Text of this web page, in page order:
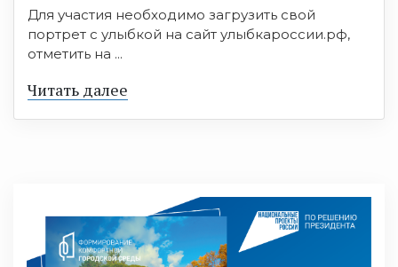
Для участия необходимо загрузить свой
портрет с улыбкой на сайт улыбкароссии.рф,
отметить на ...
Читать далее